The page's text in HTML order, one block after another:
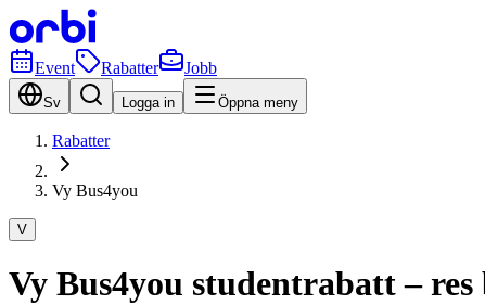
Event Rabatter Jobb
Sv Logga in Öppna meny
Rabatter
Vy Bus4you
V
Vy Bus4you studentrabatt –